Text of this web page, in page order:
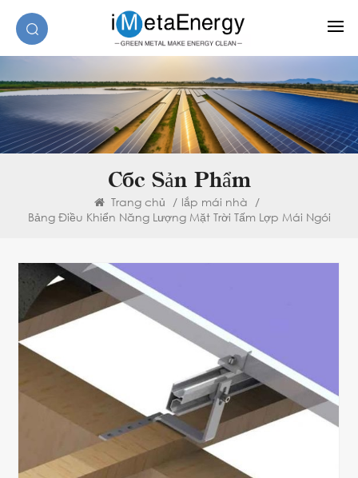
Các Sản Phẩm
Trang chủ / lắp mái nhà /
Bảng Điều Khiển Năng Lượng Mặt Trời Tấm Lợp Mái Ngói